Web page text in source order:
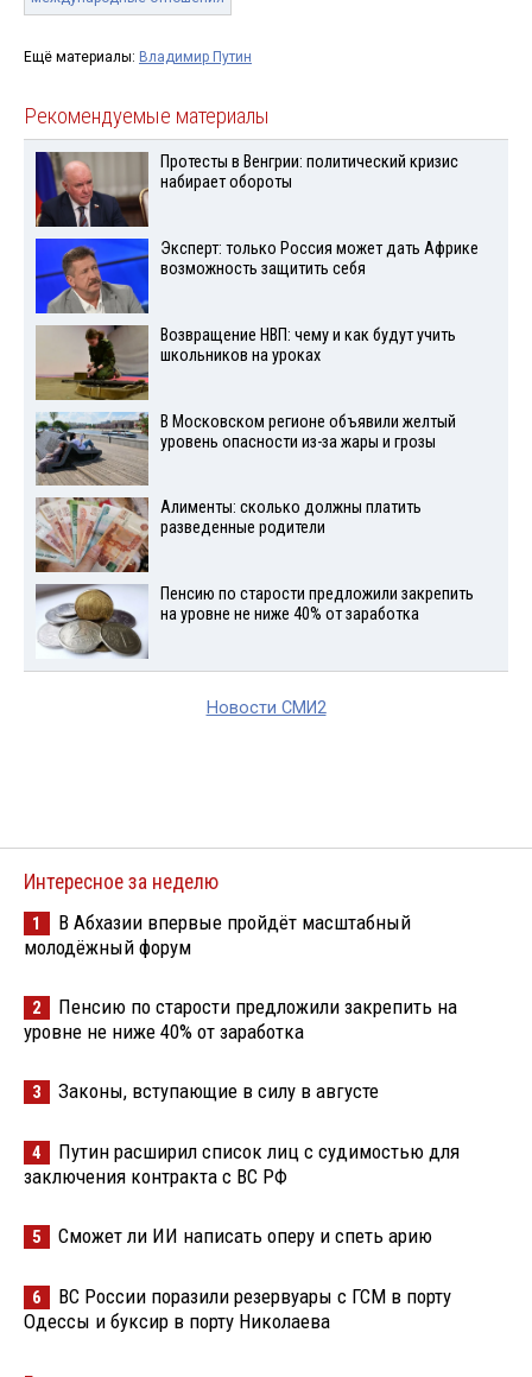
Ещё материалы: Владимир Путин
Рекомендуемые материалы
Протесты в Венгрии: политический кризис
набирает обороты
Эксперт: только Россия может дать Африке
возможность защитить себя
Возвращение НВП: чему и как будут учить
школьников на уроках
В Московском регионе объявили желтый
уровень опасности из-за жары и грозы
Алименты: сколько должны платить
разведенные родители
Пенсию по старости предложили закрепить
на уровне не ниже 40% от заработка
Новости СМИ2
Интересное за неделю
1
В Абхазии впервые пройдёт масштабный
молодёжный форум
2
Пенсию по старости предложили закрепить на
уровне не ниже 40% от заработка
3 Законы, вступающие в силу в августе
4
Путин расширил список лиц с судимостью для
заключения контракта с ВС РФ
5 Сможет ли ИИ написать оперу и спеть арию
6
ВС России поразили резервуары с ГСМ в порту
Одессы и буксир в порту Николаева